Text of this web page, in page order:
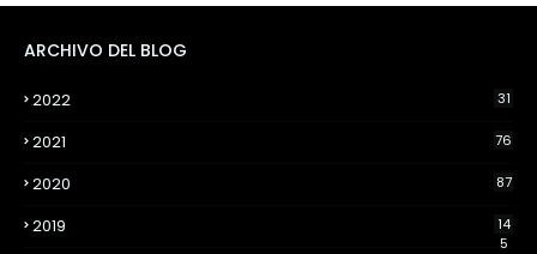
ARCHIVO DEL BLOG
2022 31
2021 76
2020 87
2019
14
5